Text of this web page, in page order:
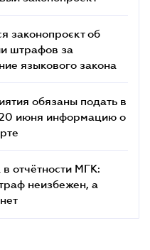
законопроєкт об
штрафов за
языкового закона
обязаны подать в
июня информацию о
отчётности МГК:
неизбежен, а